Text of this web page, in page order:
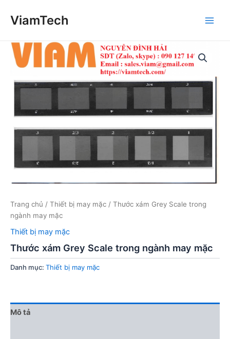
dung
ViamTech
Trang chủ / Thiết bị may mặc / Thước xám Grey Scale trong
ngành may mặc
Thiết bị may mặc
Thước xám Grey Scale trong ngành may mặc
Danh mục: Thiết bị may mặc
Mô tả